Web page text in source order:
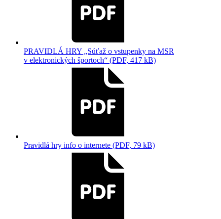
PRAVIDLÁ HRY „Súťaž o vstupenky na MSR
v elektronických športoch“ (PDF, 417 kB)
Pravidlá hry info o internete (PDF, 79 kB)